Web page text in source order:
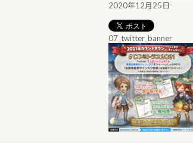
2020年12月25日
07_twitter_banner